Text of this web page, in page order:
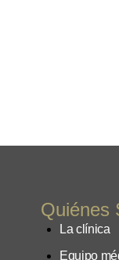
Quiénes
La clínica
Equipo